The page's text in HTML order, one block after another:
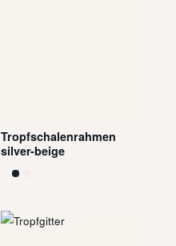
Tropfschalenrahmen
silver-beige